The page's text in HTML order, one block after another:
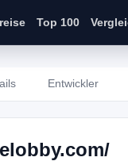
Top 100
Entwickler